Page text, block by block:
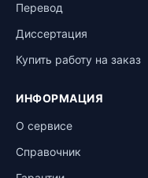
Перевод
Диссертация
Купить работу на заказ
ИНФОРМАЦИЯ
О сервисе
Справочник